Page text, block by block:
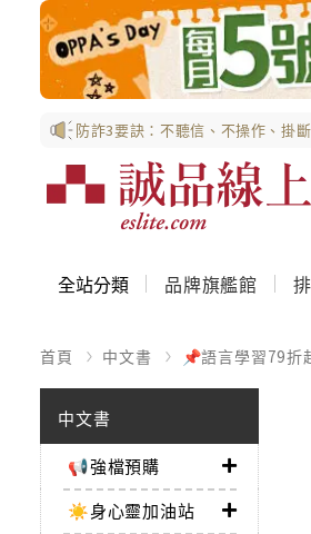
防詐3要訣：不聽信、不操作、掛
全站分類 品牌旗艦館
首頁 中文書 📌語言學習79折
中文書
📢強檔預購
☀️身心靈加油站